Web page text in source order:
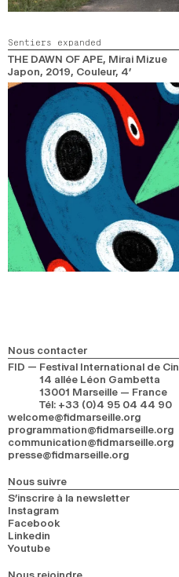
Sentiers expanded
THE DAWN OF APE, Mirai Mizue
Japon, 2019, Couleur, 4’
Nous contacter
FID — Festival International de
14 allée Léon Gambetta
13001 Marseille — France
Tél: +33 (0)4 95 04 44 90
welcome@fidmarseille.org
programmation@fidmarseille.org
communication@fidmarseille.org
presse@fidmarseille.org
Nous suivre
S’inscrire à la newsletter
Instagram
Facebook
Linkedin
Youtube